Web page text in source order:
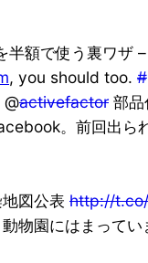
額で使う裏ワザ
, you should too. #
@activefactor 部品
。前回出ら
図公表 http://
物園にはまってい